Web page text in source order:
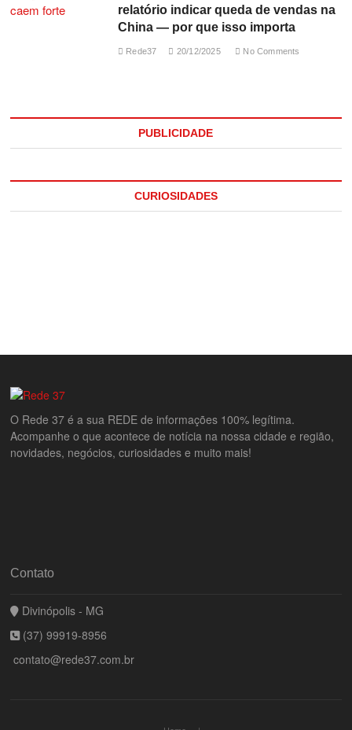
relatório indicar queda de vendas na
China — por que isso importa
Rede37 20/12/2025 No Comments
PUBLICIDADE
CURIOSIDADES
O Rede 37 é a sua REDE de informações 100% legítima.
Acompanhe o que acontece de notícia na nossa cidade e região,
novidades, negócios, curiosidades e muito mais!
Contato
Divinópolis - MG
(37) 99919-8956
contato@rede37.com.br